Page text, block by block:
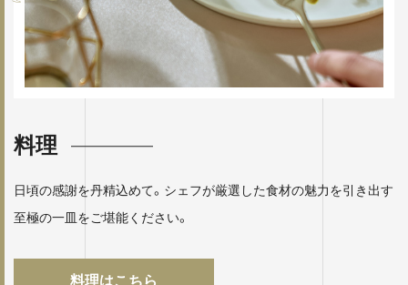
料理
日頃の感謝を丹精込めて。シェフが厳選した食材の魅力を引き出す
至極の一皿をご堪能ください。
料理はこちら